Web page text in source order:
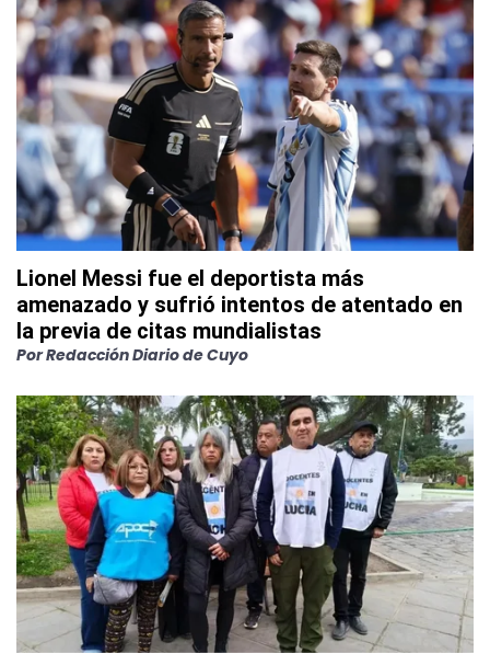
Lionel Messi fue el deportista más
amenazado y sufrió intentos de atentado en
la previa de citas mundialistas
PorRedacción Diario de Cuyo